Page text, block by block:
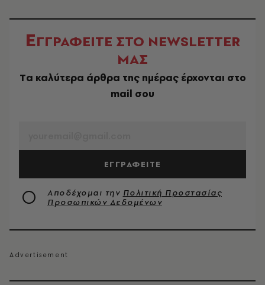
ΕΓΓΡΑΦΕΙΤΕ ΣΤΟ NEWSLETTER
ΜΑΣ
Tα καλύτερα άρθρα της ημέρας έρχονται στο
mail σου
ΕΓΓΡΑΦΕΙΤΕ
Αποδέχομαι την Πολιτική Προστασίας
Προσωπικών Δεδομένων